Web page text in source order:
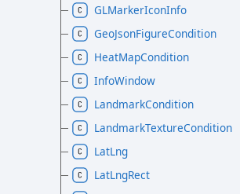
GLMarkerIconInfo
GeoJsonFigureCondition
HeatMapCondition
InfoWindow
LandmarkCondition
LandmarkTextureCondition
LatLng
LatLngRect